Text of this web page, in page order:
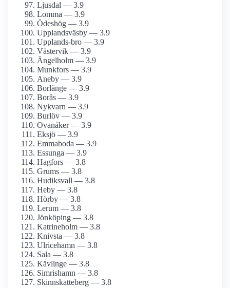
Ljusdal — 3.9
Lomma — 3.9
Ödeshög — 3.9
Upplandsväsby — 3.9
Upplands-bro — 3.9
Västervik — 3.9
Ängelholm — 3.9
Munkfors — 3.9
Aneby — 3.9
Borlänge — 3.9
Borås — 3.9
Nykvarn — 3.9
Burlöv — 3.9
Ovanåker — 3.9
Eksjö — 3.9
Emmaboda — 3.9
Essunga — 3.9
Hagfors — 3.8
Grums — 3.8
Hudiksvall — 3.8
Heby — 3.8
Hörby — 3.8
Lerum — 3.8
Jönköping — 3.8
Katrineholm — 3.8
Knivsta — 3.8
Ulricehamn — 3.8
Sala — 3.8
Kävlinge — 3.8
Simrishamn — 3.8
Skinnskatteberg — 3.8